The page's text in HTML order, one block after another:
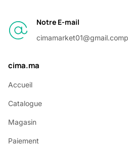
Notre E-mail
cimamarket01@gmail.com
cima.ma
Accueil
Catalogue
Magasin
Paiement